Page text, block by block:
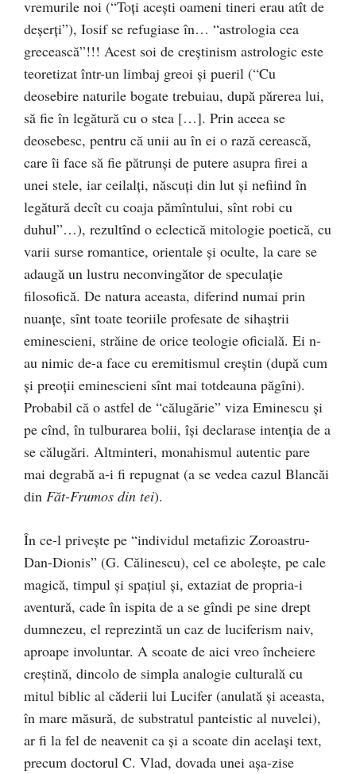
vremurile noi (“Toţi aceşti oameni tineri erau atît de
deşerţi”), Iosif se refugiase în… “astrologia cea
grecească”!!! Acest soi de creştinism astrologic este
teoretizat într-un limbaj greoi şi pueril (“Cu
deosebire naturile bogate trebuiau, după părerea lui,
să fie în legătură cu o stea […]. Prin aceea se
deosebesc, pentru că unii au în ei o rază cerească,
care îi face să fie pătrunşi de putere asupra firei a
unei stele, iar ceilalţi, născuţi din lut şi nefiind în
legătură decît cu coaja pămîntului, sînt robi cu
duhul”…), rezultînd o eclectică mitologie poetică, cu
varii surse romantice, orientale şi oculte, la care se
adaugă un lustru neconvingător de speculaţie
filosofică. De natura aceasta, diferind numai prin
nuanţe, sînt toate teoriile profesate de sihaştrii
eminescieni, străine de orice teologie oficială. Ei n-
au nimic de-a face cu eremitismul creştin (după cum
şi preoţii eminescieni sînt mai totdeauna păgîni).
Probabil că o astfel de “călugărie” viza Eminescu şi
pe cînd, în tulburarea bolii, îşi declarase intenţia de a
se călugări. Altminteri, monahismul autentic pare
mai degrabă a-i fi repugnat (a se vedea cazul Blancăi
din Făt-Frumos din tei).
În ce-l priveşte pe “individul metafizic Zoroastru-
Dan-Dionis” (G. Călinescu), cel ce aboleşte, pe cale
magică, timpul şi spaţiul şi, extaziat de propria-i
aventură, cade în ispita de a se gîndi pe sine drept
dumnezeu, el reprezintă un caz de luciferism naiv,
aproape involuntar. A scoate de aici vreo încheiere
creştină, dincolo de simpla analogie culturală cu
mitul biblic al căderii lui Lucifer (anulată şi aceasta,
în mare măsură, de substratul panteistic al nuvelei),
ar fi la fel de neavenit ca şi a scoate din acelaşi text,
precum doctorul C. Vlad, dovada unei aşa-zise